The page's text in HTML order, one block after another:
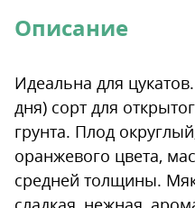
Описание
Идеальна для
дня) сорт для
грунта. Плод
оранжевого цвета,
средней толщины.